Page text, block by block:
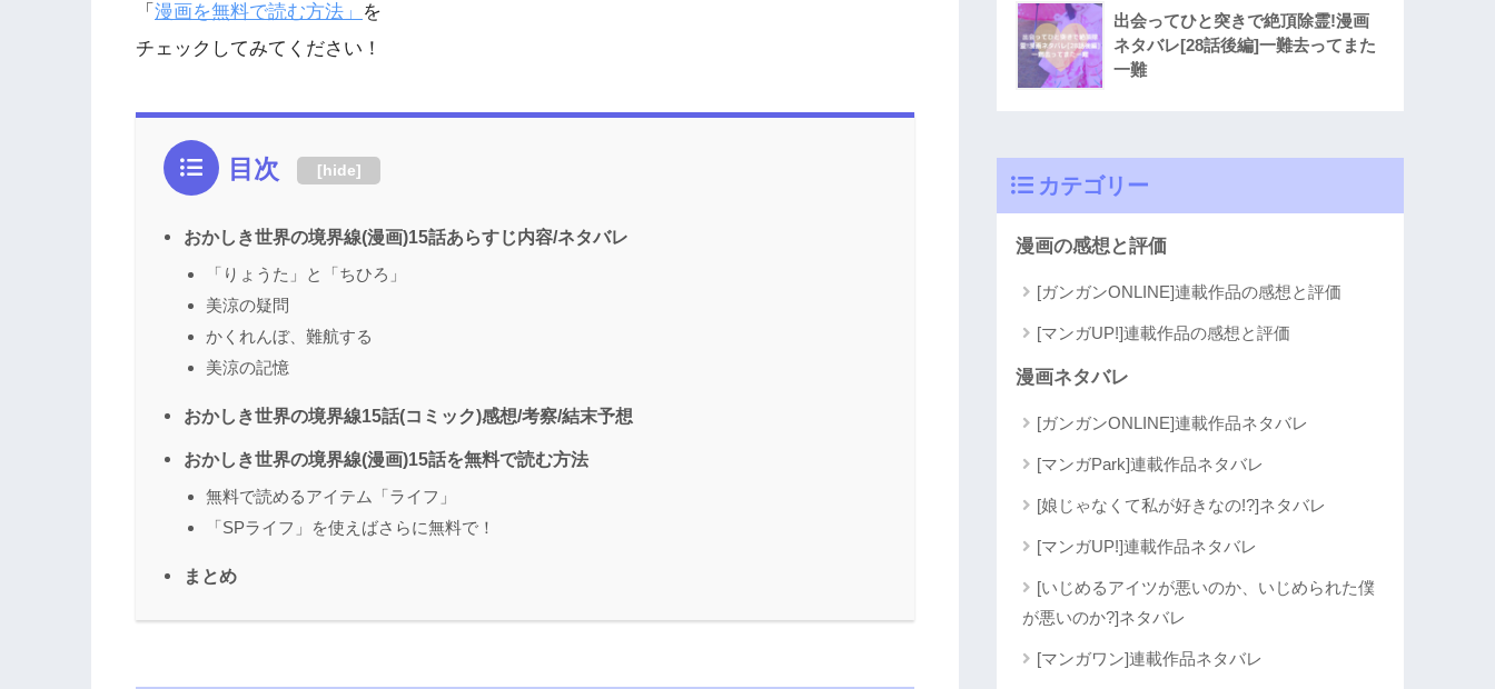
「 漫画を無料で読む方法」
を
チェックしてみてください！
目次 [hide]
おかしき世界の境界線(漫画)15話あらすじ内容/ネタバレ
「りょうた」と「ちひろ」
美涼の疑問
かくれんぼ、難航する
美涼の記憶
おかしき世界の境界線15話(コミック)感想/考察/結末予想
おかしき世界の境界線(漫画)15話を無料で読む方法
無料で読めるアイテム「ライフ」
「SPライフ」を使えばさらに無料で！
まとめ
出会ってひと突きで絶頂除霊!漫画
ネタバレ[28話後編]一難去ってまた
一難
カテゴリー
漫画の感想と評価
[ガンガンONLINE]連載作品の感想と評価
[マンガUP!]連載作品の感想と評価
漫画ネタバレ
[ガンガンONLINE]連載作品ネタバレ
[マンガPark]連載作品ネタバレ
[娘じゃなくて私が好きなの!?]ネタバレ
[マンガUP!]連載作品ネタバレ
[いじめるアイツが悪いのか、いじめられた僕
が悪いのか?]ネタバレ
[マンガワン]連載作品ネタバレ